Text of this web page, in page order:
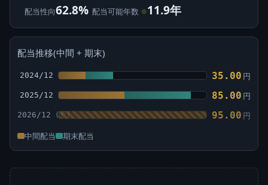
配当性向62.8% 配当可能年数 ⊙11.9年
配当推移(中間 + 期末)
2024/12 35.00 円
2025/12 85.00 円
2026/12 95.00 円
中間配当 期末配当